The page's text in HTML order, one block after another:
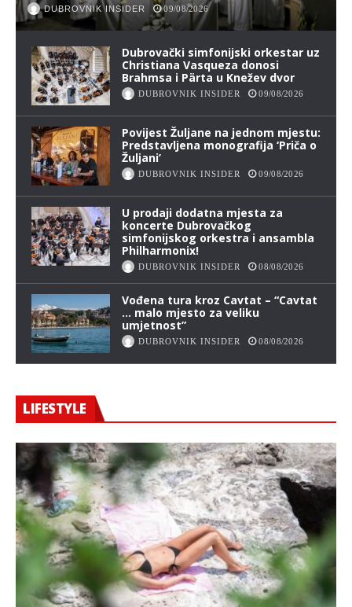
DUBROVNIK INSIDER 09/08/2026
Dubrovački simfonijski orkestar uz
Christiana Vasqueza donosi
Brahmsa i Pärta u Knežev dvor
DUBROVNIK INSIDER 09/08/2026
Povijest Žuljane na jednom mjestu:
Predstavljena monografija ‘Priča o
Žuljani’
DUBROVNIK INSIDER 09/08/2026
U prodaji dodatna mjesta za
koncerte Dubrovačkog
simfonijskog orkestra i ansambla
Philharmonix!
DUBROVNIK INSIDER 08/08/2026
Vođena tura kroz Cavtat – “Cavtat
… malo mjesto za veliku
umjetnost”
DUBROVNIK INSIDER 08/08/2026
LIFESTYLE